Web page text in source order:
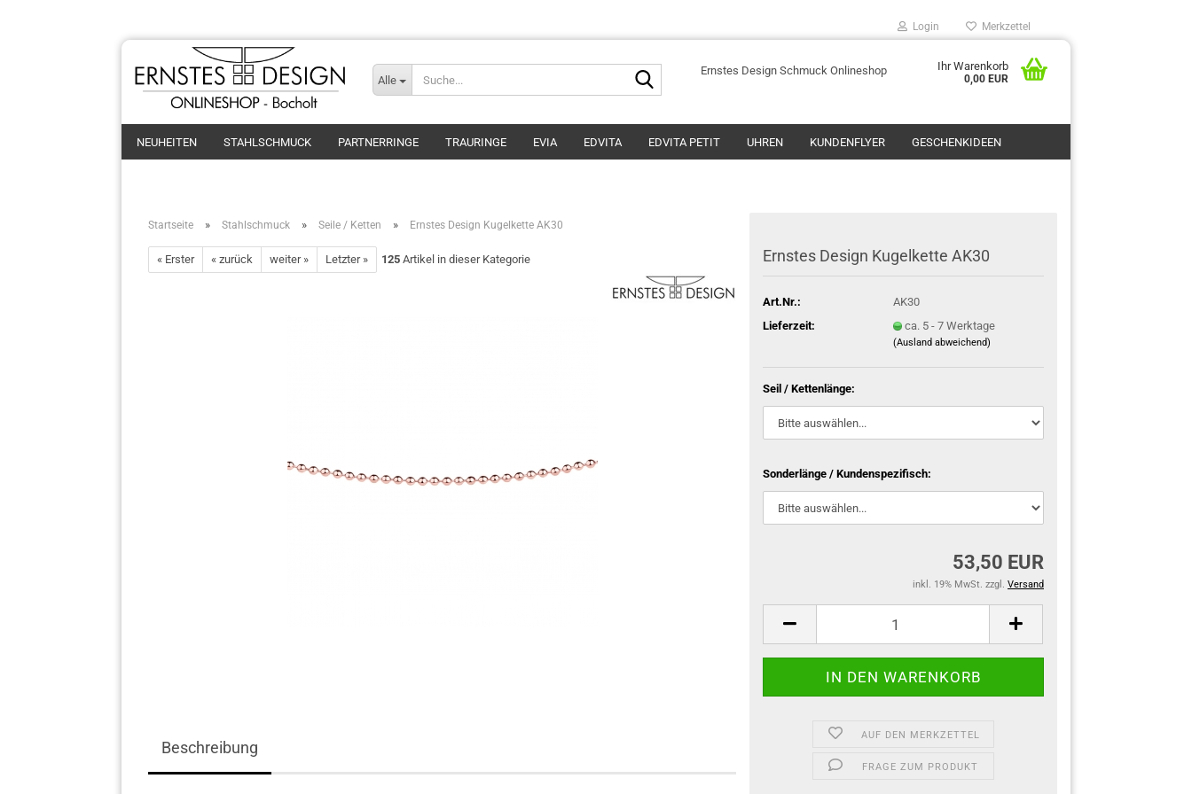
Login Merkzettel
Alle
Ernstes Design Schmuck Onlineshop Ihr Warenkorb
0,00 EUR
NEUHEITEN STAHLSCHMUCK PARTNERRINGE TRAURINGE EVIA EDVITA EDVITA PETIT UHREN KUNDENFLYER GESCHENKIDEEN
Startseite » Stahlschmuck » Seile / Ketten » Ernstes Design Kugelkette AK30
« Erster « zurück weiter » Letzter » 125 Artikel in dieser Kategorie Ernstes Design Kugelkette AK30
Art.Nr.:
AK30
Lieferzeit:
ca. 5 - 7 Werktage
(Ausland abweichend)
Seil / Kettenlänge:
Sonderlänge / Kundenspezifisch:
53,50 EUR
inkl. 19% MwSt. zzgl. Versand
AUF DEN MERKZETTEL
FRAGE ZUM PRODUKT
Beschreibung